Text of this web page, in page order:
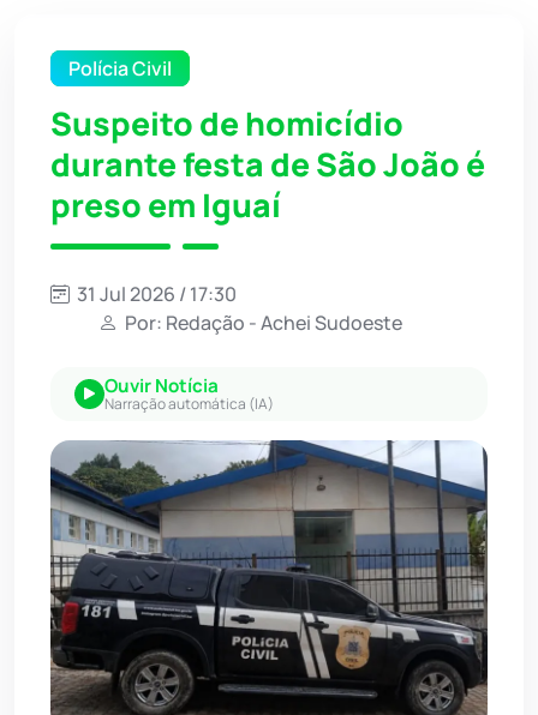
Polícia Civil
Suspeito de homicídio
durante festa de São João é
preso em Iguaí
31 Jul 2026 / 17:30
Por: Redação - Achei Sudoeste
Ouvir Notícia
Narração automática (IA)